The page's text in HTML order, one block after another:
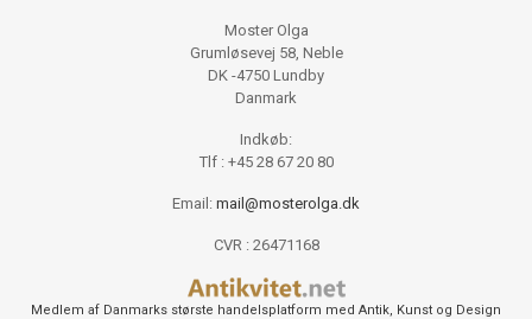
Moster Olga
Grumløsevej 58, Neble
DK -4750 Lundby
Danmark
Indkøb:
Tlf : +45 28 67 20 80
Email: mail@mosterolga.dk
CVR : 26471168
Medlem af Danmarks største handelsplatform med Antik, Kunst og Design